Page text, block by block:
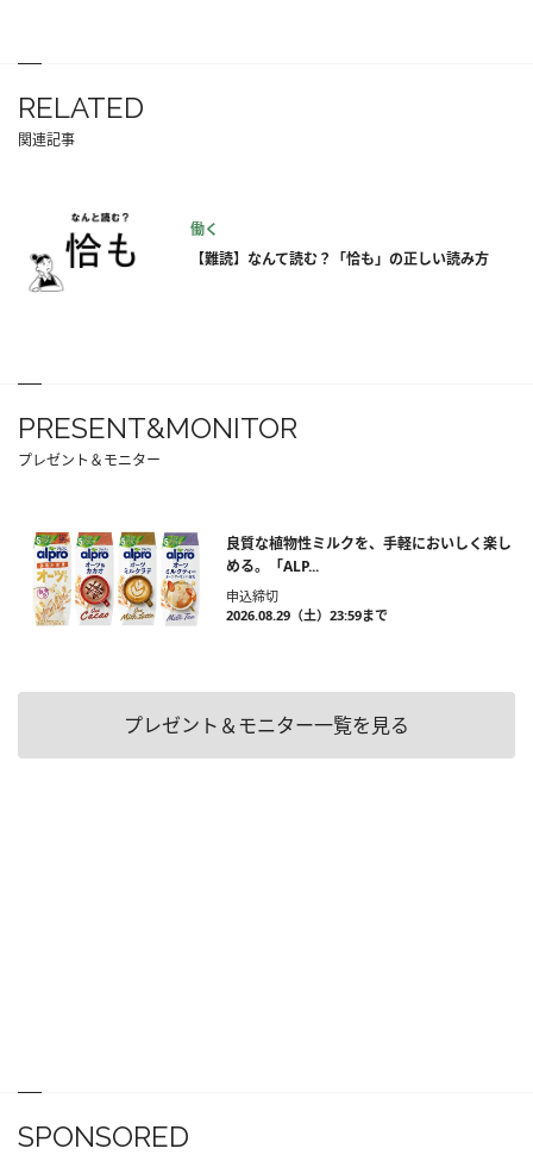
RELATED
関連記事
働く
【難読】なんて読む？「恰も」の正しい読み方
PRESENT&MONITOR
プレゼント＆モニター
良質な植物性ミルクを、手軽においしく楽し
める。「ALP...
申込締切
2026.08.29（土）23:59まで
プレゼント＆モニター一覧を見る
SPONSORED